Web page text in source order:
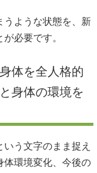
うような状態を、新
必要です。
体を全人格的
身体の環境を
う文字のまま捉え
体環境変化、今後の